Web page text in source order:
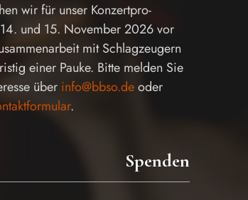
wir für unser Konzertpro-
und 15. November 2026 vor
mit Schlagzeugern
einer Pauke. Bitte melden Sie
über info@bbso.deoder
.
Spenden